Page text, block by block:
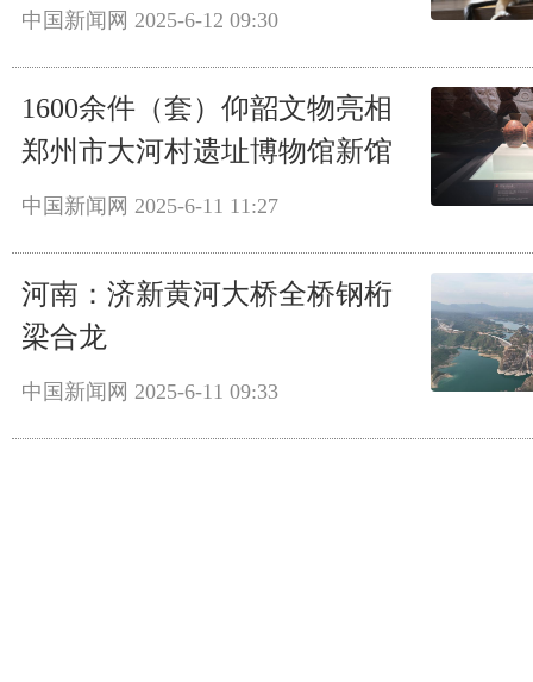
中国新闻网 2025-6-12 09:30
1600余件（套）仰韶文物亮相
郑州市大河村遗址博物馆新馆
中国新闻网 2025-6-11 11:27
河南：济新黄河大桥全桥钢桁
梁合龙
中国新闻网 2025-6-11 09:33